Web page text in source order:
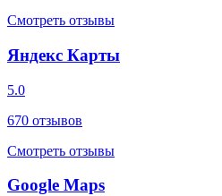
Смотреть отзывы
Яндекс Карты
5.0
670 отзывов
Смотреть отзывы
Google Maps